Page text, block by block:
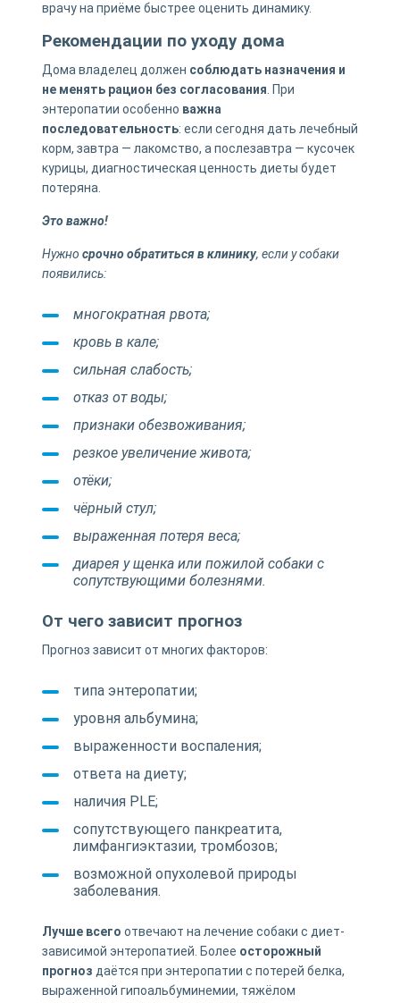
врачу на приёме быстрее оценить динамику.
Рекомендации по уходу дома
Дома владелец должен соблюдать назначения и
не менять рацион без согласования . При
энтеропатии особенно важна
последовательность: если сегодня дать лечебный
корм, завтра — лакомство, а послезавтра — кусочек
курицы, диагностическая ценность диеты будет
потеряна.
Это важно!
Нужно срочно обратиться в клинику, если у собаки
появились:
многократная рвота;
кровь в кале;
сильная слабость;
отказ от воды;
признаки обезвоживания;
резкое увеличение живота;
отёки;
чёрный стул;
выраженная потеря веса;
диарея у щенка или пожилой собаки с
сопутствующими болезнями.
От чего зависит прогноз
Прогноз зависит от многих факторов:
типа энтеропатии;
уровня альбумина;
выраженности воспаления;
ответа на диету;
наличия PLE;
сопутствующего панкреатита,
лимфангиэктазии, тромбозов;
возможной опухолевой природы
заболевания.
Лучше всего отвечают на лечение собаки с диет-
зависимой энтеропатией. Более осторожный
прогноз даётся при энтеропатии с потерей белка,
выраженной гипоальбуминемии, тяжёлом